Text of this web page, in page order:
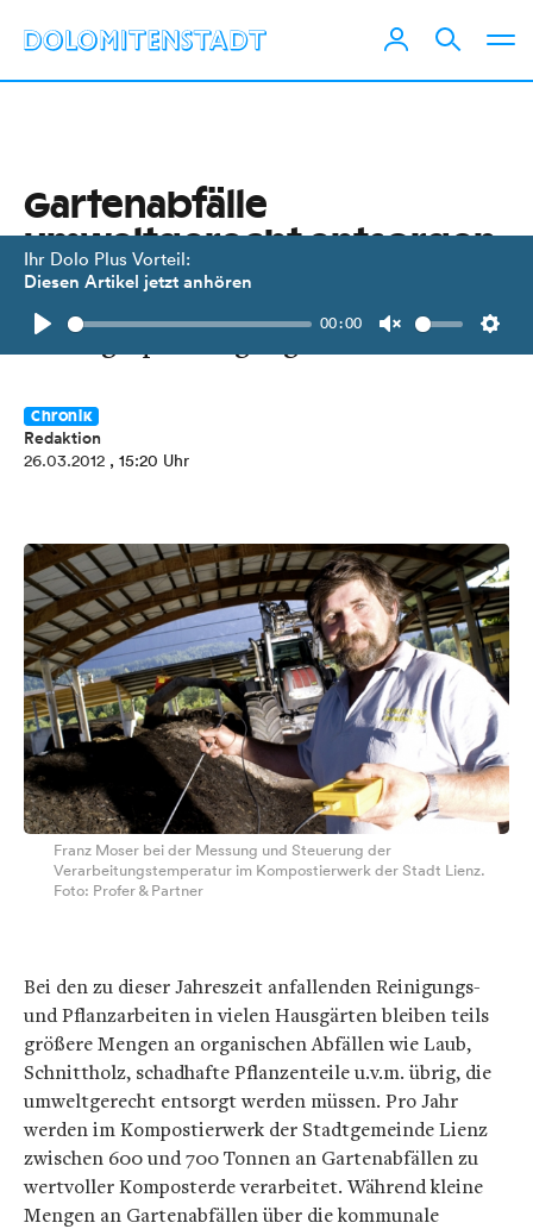
Ihr Dolo Plus Vorteil:
Diesen Artikel jetzt anhören
Play
00:00
Unmute
Gartenabfälle
umweltgerecht entsorgen
Das städtische Kompostierwerk hat
Anfang April länger geöffnet.
Chronik
Redaktion
26.03.2012 , 15:20 Uhr
Franz Moser bei der Messung und Steuerung der
Verarbeitungstemperatur im Kompostierwerk der Stadt Lienz.
Foto: Profer & Partner
Bei den zu dieser Jahreszeit anfallenden Reinigungs-
und Pflanzarbeiten in vielen Hausgärten bleiben teils
größere Mengen an organischen Abfällen wie Laub,
Schnittholz, schadhafte Pflanzenteile u.v.m. übrig, die
umweltgerecht entsorgt werden müssen. Pro Jahr
werden im Kompostierwerk der Stadtgemeinde Lienz
zwischen 600 und 700 Tonnen an Gartenabfällen zu
wertvoller Komposterde verarbeitet. Während kleine
Mengen an Gartenabfällen über die kommunale